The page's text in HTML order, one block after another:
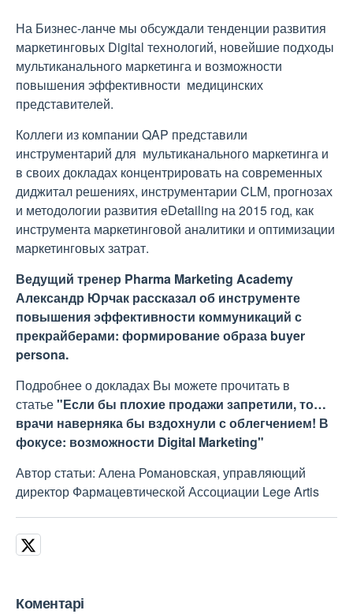
На Бизнес-ланче мы обсуждали тенденции развития
маркетинговых Digital технологий, новейшие подходы
мультиканального маркетинга и возможности
повышения эффективности медицинских
представителей.
Коллеги из компании QAP представили
инструментарий для мультиканального маркетинга и
в своих докладах концентрировать на современных
диджитал решениях, инструментарии CLM, прогнозах
и методологии развития eDetailing на 2015 год, как
инструмента маркетинговой аналитики и оптимизации
маркетинговых затрат.
Ведущий тренер Pharma Marketing Academy
Александр Юрчак рассказал об инструменте
повышения эффективности коммуникаций с
прекрайберами: формирование образа buyer
persona.
Подробнее о докладах Вы можете прочитать в
статье"Если бы плохие продажи запретили, то…
врачи наверняка бы вздохнули с облегчением! В
фокусе: возможности Digital Marketing"
Автор статьи: Алена Романовская, управляющий
директор Фармацевтической Ассоциации Lege Artis
Коментарі